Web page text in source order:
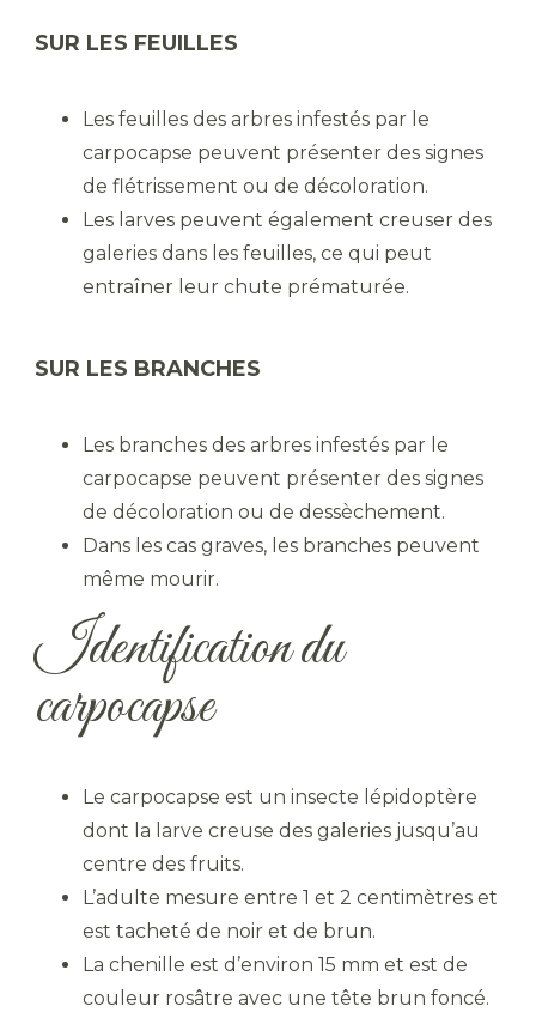
SUR LES FEUILLES
Les feuilles des arbres infestés par le
carpocapse peuvent présenter des signes
de flétrissement ou de décoloration.
Les larves peuvent également creuser des
galeries dans les feuilles, ce qui peut
entraîner leur chute prématurée.
SUR LES BRANCHES
Les branches des arbres infestés par le
carpocapse peuvent présenter des signes
de décoloration ou de dessèchement.
Dans les cas graves, les branches peuvent
même mourir.
Identification du
carpocapse
Le carpocapse est un insecte lépidoptère
dont la larve creuse des galeries jusqu’au
centre des fruits.
L’adulte mesure entre 1 et 2 centimètres et
est tacheté de noir et de brun.
La chenille est d’environ 15 mm et est de
couleur rosâtre avec une tête brun foncé.